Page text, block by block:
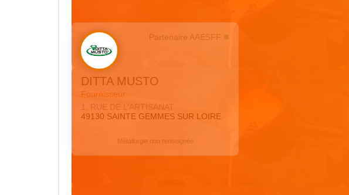
DITTA MUSTO
Fournisseur
Partenaire AAESFF
1, RUE DE L’ARTISANAT
49130 SAINTE GEMMES SUR LOIRE
Métallurgie non renseignée